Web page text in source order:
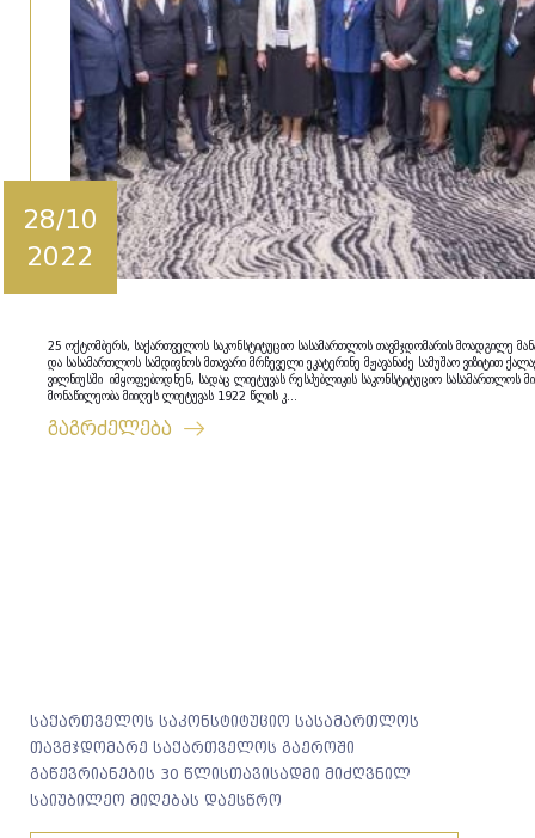
28/10
2022
25 ოქტომბერს, საქართველოს საკონსტიტუციო სასამართლოს თავმჯდომარის მოადგილე
და სასამართლოს სამდივნოს მთავარი მრჩეველი ეკატერინე მჟავანაძე სამუშაო ვიზიტით
ვილნიუსში იმყოფებოდნენ, სადაც ლიეტუვას რესპუბლიკის საკონსტიტუციო სასამართლოს
მონაწილეობა მიიღეს ლიეტუვას 1922 წლის კ...
გაგრძელება
საქართველოს საკონსტიტუციო სასამართლოს
თავმჯდომარე საქართველოს გაეროში
გაწევრიანების 30 წლისთავისადმი მიძღვნილ
საიუბილეო მიღებას დაესწრო